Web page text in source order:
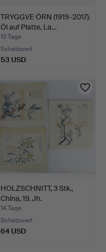
TRYGGVE ÖRN (1919-2017).
Öl auf Platte, La…
13 Tage
Schätzwert
53 USD
HOLZSCHNITT, 3 Stk.,
China, 19. Jh.
14 Tage
Schätzwert
64 USD